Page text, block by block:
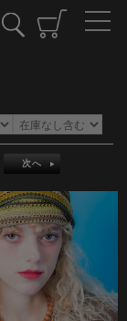
次へ